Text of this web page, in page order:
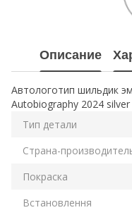
Описание
Автологотип шильдик
Autobiography 2024 silver
Тип детали
Страна-
Покраска
Встановлення